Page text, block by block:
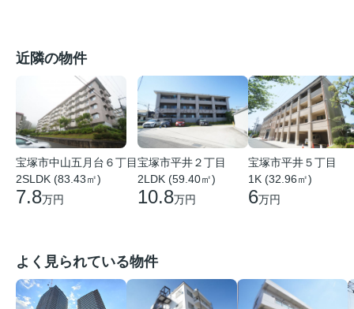
近隣の物件
宝塚市中山五月台６丁目
2SLDK (83.43㎡)
7.8万円
宝塚市平井２丁目
2LDK (59.40㎡)
10.8万円
宝塚市平井５丁目
1K (32.96㎡)
6万円
よく見られている物件